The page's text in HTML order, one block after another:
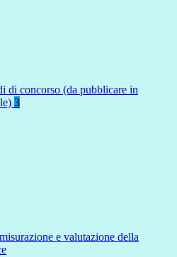
di concorso (da pubblicare in
3
e valutazione della